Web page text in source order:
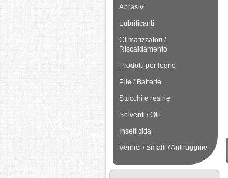
Abrasivi
Lubrificanti
Climatizzatori /
Riscaldamento
Prodotti per legno
Pile / Batterie
Stucchi e resine
Solventi / Olii
Insetticida
Vernici / Smalti / Antiruggine